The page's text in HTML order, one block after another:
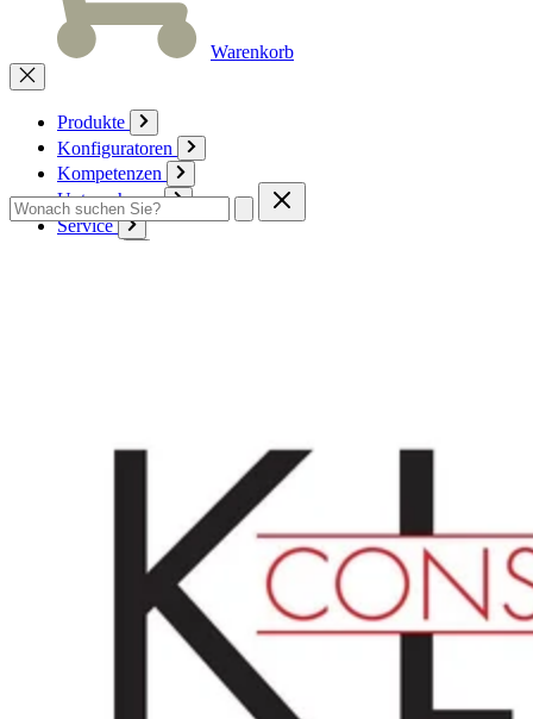
Warenkorb
Produkte
Konfiguratoren
Kompetenzen
Unternehmen
Service
English